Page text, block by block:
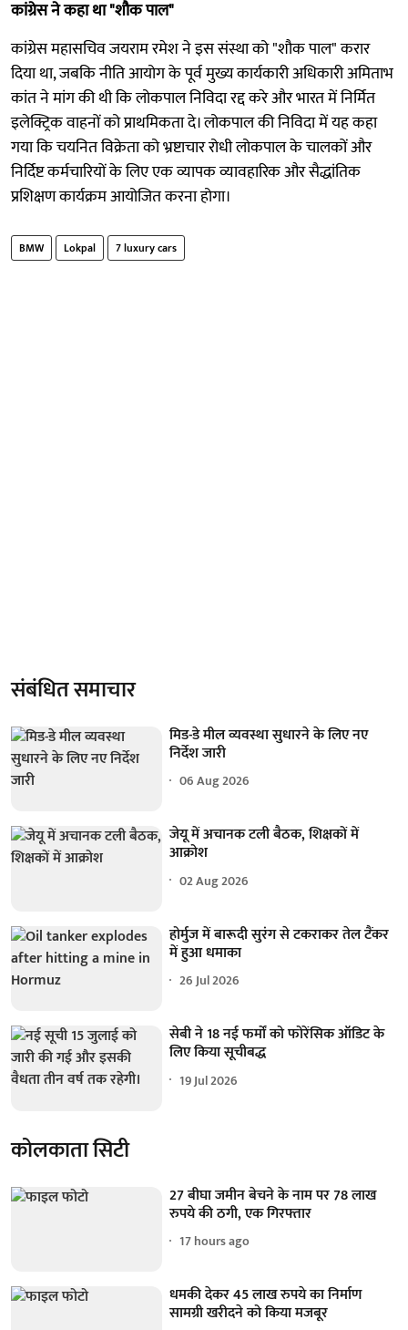
कांग्रेस ने कहा था "शौक पाल"
कांग्रेस महासचिव जयराम रमेश ने इस संस्था को "शौक पाल" करार
दिया था, जबकि नीति आयोग के पूर्व मुख्य कार्यकारी अधिकारी अमिताभ
कांत ने मांग की थी कि लोकपाल निविदा रद्द करे और भारत में निर्मित
इलेक्ट्रिक वाहनों को प्राथमिकता दे। लोकपाल की निविदा में यह कहा
गया कि चयनित विक्रेता को भ्रष्टाचार रोधी लोकपाल के चालकों और
निर्दिष्ट कर्मचारियों के लिए एक व्यापक व्यावहारिक और सैद्धांतिक
प्रशिक्षण कार्यक्रम आयोजित करना होगा।
BMW Lokpal 7 luxury cars
संबंधित समाचार
मिड-डे मील व्यवस्था सुधारने के लिए नए
निर्देश जारी
06 Aug 2026
जेयू में अचानक टली बैठक, शिक्षकों में
आक्रोश
02 Aug 2026
होर्मुज में बारूदी सुरंग से टकराकर तेल टैंकर
में हुआ धमाका
26 Jul 2026
सेबी ने 18 नई फर्मों को फोरेंसिक ऑडिट के
लिए किया सूचीबद्ध
19 Jul 2026
कोलकाता सिटी
27 बीघा जमीन बेचने के नाम पर 78 लाख
रुपये की ठगी, एक गिरफ्तार
17 hours ago
धमकी देकर 45 लाख रुपये का निर्माण
सामग्री खरीदने को किया मजबूर